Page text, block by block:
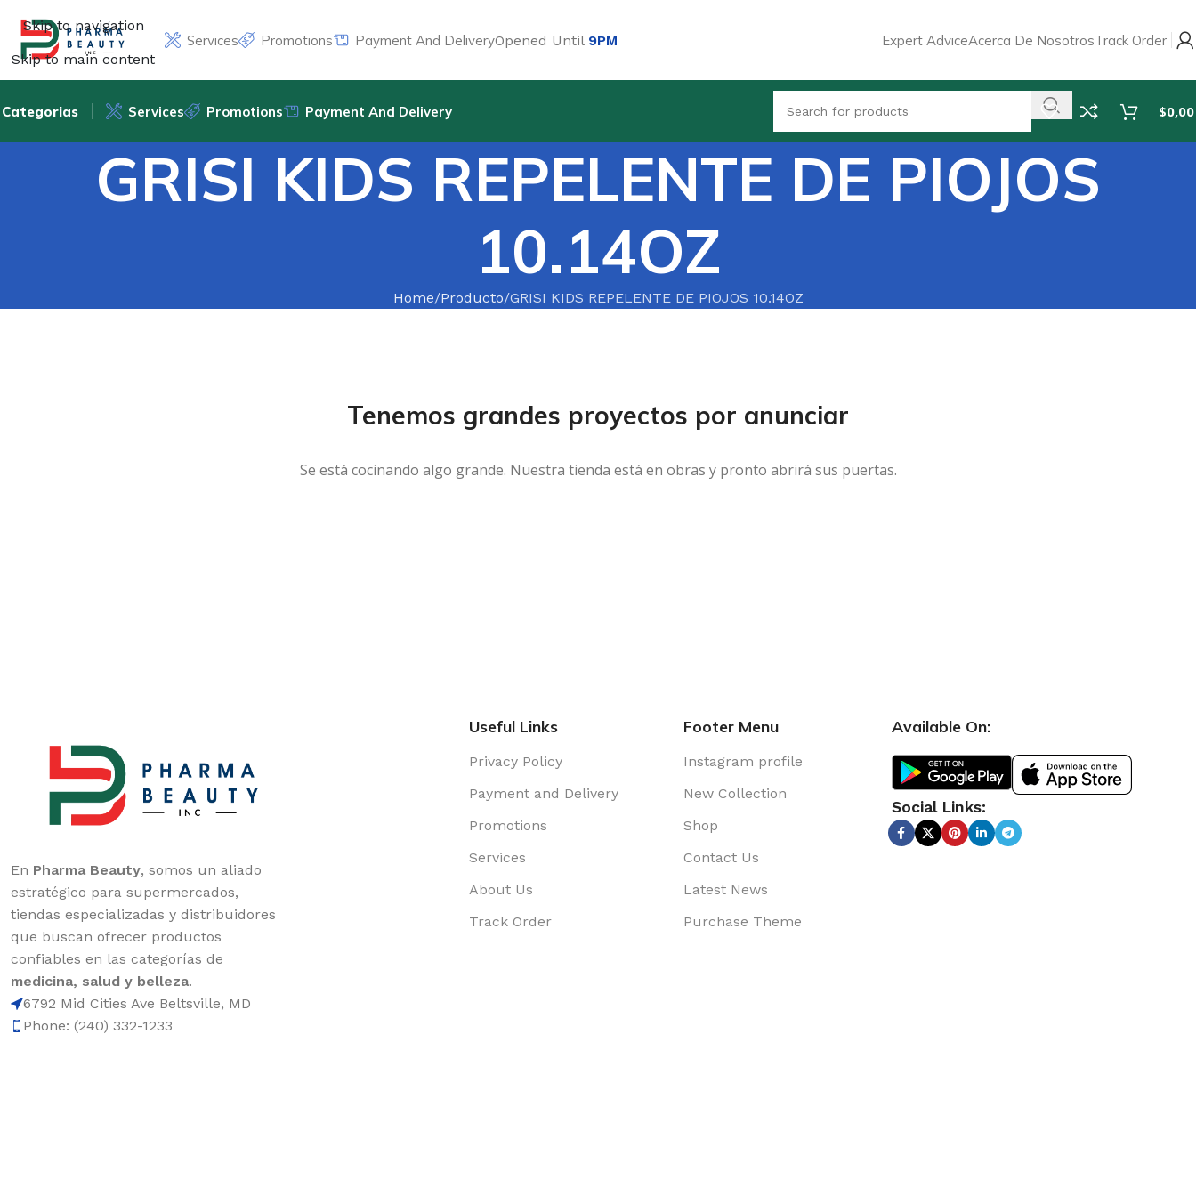
Skip to navigation
Skip to main content
Services Promotions Payment And DeliveryOpened Until 9PM Expert AdviceAcerca De NosotrosTrack Order
Categorias Services Promotions Payment And Delivery $0,00
GRISI KIDS REPELENTE DE PIOJOS
10.14OZ
Home Producto GRISI KIDS REPELENTE DE PIOJOS 10.14OZ
Tenemos grandes proyectos por anunciar
Se está cocinando algo grande. Nuestra tienda está en obras y pronto abrirá sus puertas.
En Pharma Beauty, somos un aliado
estratégico para supermercados,
tiendas especializadas y distribuidores
que buscan ofrecer productos
confiables en las categorías de
medicina, salud y belleza.
6792 Mid Cities Ave Beltsville, MD
Phone: (240) 332-1233
Useful Links
Privacy Policy
Payment and Delivery
Promotions
Services
About Us
Track Order
Footer Menu
Instagram profile
New Collection
Shop
Contact Us
Latest News
Purchase Theme
Available On:
Social Links: